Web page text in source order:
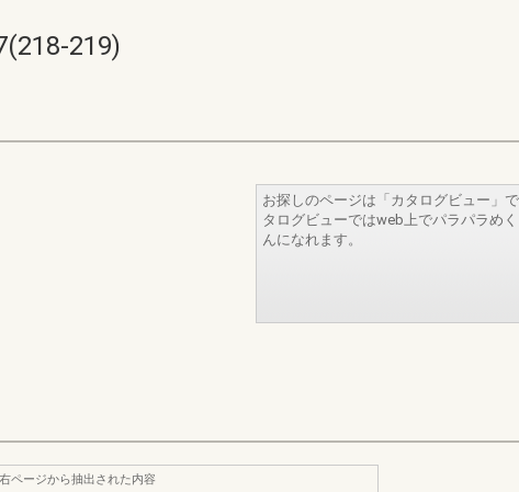
219)
お探しのページは「カタログビュー」
タログビューではweb上でパラパラめ
んになれます。
右ページから抽出された内容